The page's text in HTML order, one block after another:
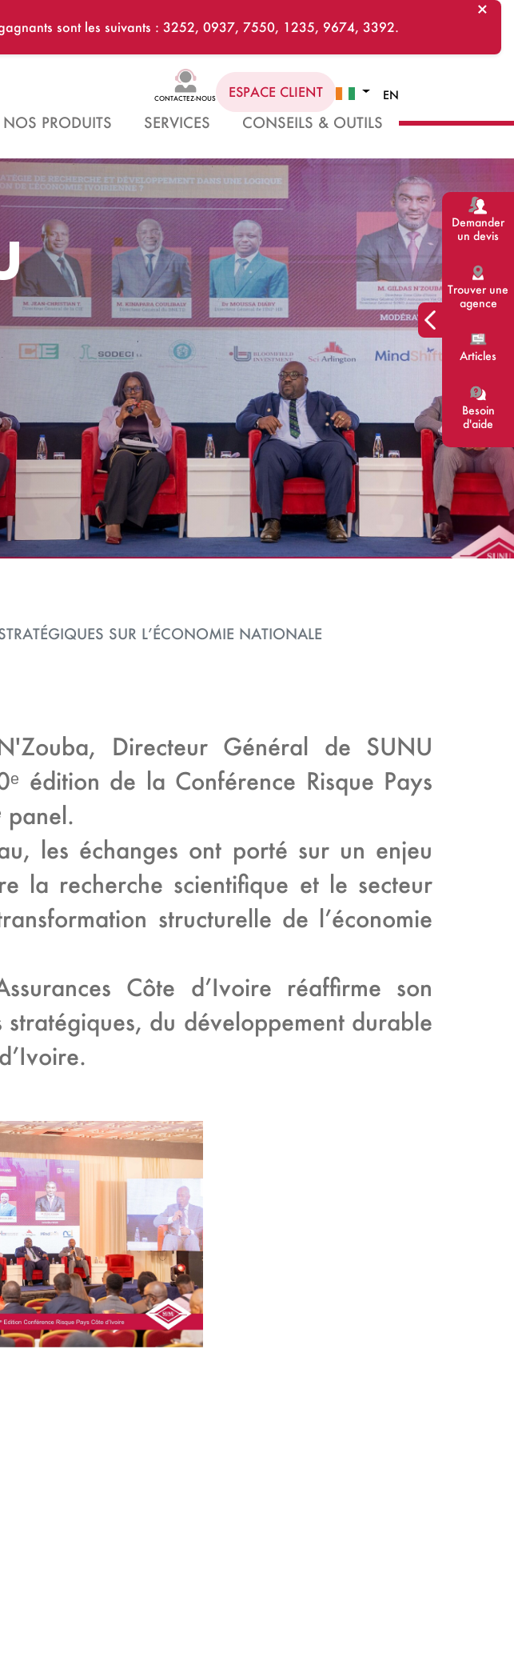
sont les suivants : 3252, 0937, 7550, 1235, 9674, 3392.
×
CONTACTEZ-NOUS ESPACE CLIENT EN
NOS PRODUITS SERVICES CONSEILS & OUTILS
Demander
un devis
Trouver une
agence
Articles
Besoin
d'aide
SUR L’ÉCONOMIE NATIONALE
Directeur Général de SUNU
édition de la Conférence Risque Pays
panel.
les échanges ont porté sur un enjeu
la recherche scientifique et le secteur
structurelle de l’économie
Côte d’Ivoire réaffirme son
du développement durable